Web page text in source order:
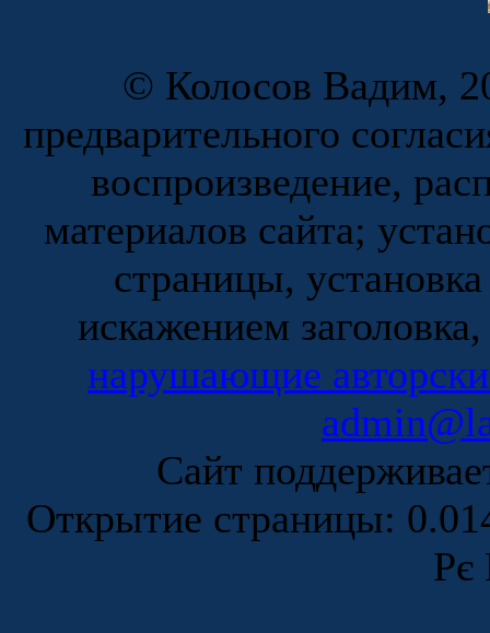
© Колосов Вадим,
предварительного
воспроизведение,
материалов сайта;
страницы,
искажением
нарушающие
Сайт
Открытие страницы:
Рє